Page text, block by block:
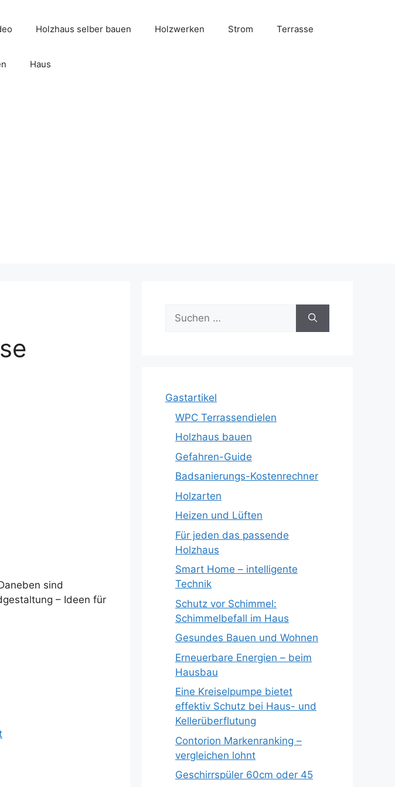
Holzhaus selber bauen Holzwerken Strom Terrasse
Haus
sind
– Ideen für
Suche
nach:
Gastartikel
WPC Terrassendielen
Holzhaus bauen
Gefahren-Guide
Badsanierungs-Kostenrechner
Holzarten
Heizen und Lüften
Für jeden das passende
Holzhaus
Smart Home – intelligente
Technik
Schutz vor Schimmel:
Schimmelbefall im Haus
Gesundes Bauen und Wohnen
Erneuerbare Energien – beim
Hausbau
Eine Kreiselpumpe bietet
effektiv Schutz bei Haus- und
Kellerüberflutung
Contorion Markenranking –
vergleichen lohnt
Geschirrspüler 60cm oder 45